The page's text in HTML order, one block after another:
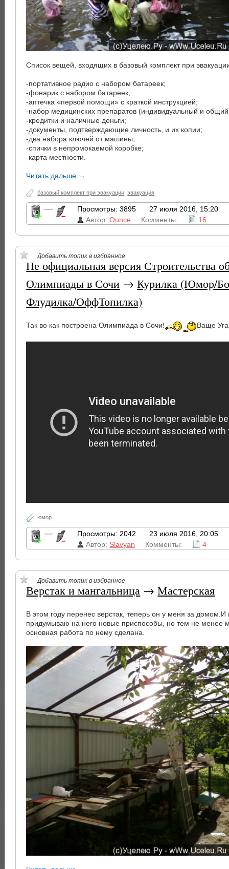
Список вещей, входящих в базовый комплект при
-портативное радио с набором батареек;
-фонарик с набором батареек;
-аптечка «первой помощи» с краткой инструкцией;
-набор медицинских препаратов (индивидуальный и
-кредитки и наличные деньги;
-документы, подтверждающие личность, и их копии;
-два набора ключей от машины;
-спички в непромокаемой коробке;
-карта местности.
Читать дальше →
базовый комплект при эвакуации ,эвакуация
— Просмотры: 3895
27 июля 2016, 15:20
Автор:Ounce Комменты: 16
Добавить топик в избранное
Не официальная версия Строительства
Олимпиады в Сочи →Курилка (Юмор/
Флудилка/ОффТопилка)
Так во как построена Олимпиада в Сочи! Ваще
юмор
— Просмотры: 2042
23 июля 2016, 20:05
Автор: Slavyan Комменты: 4
Добавить топик в избранное
Верстак и мангальница →Мастерская
В этом году перенес верстак, теперь он у меня за домом.И
придумываю на него новые приспособы, но тем не менее
основная работа по нему сделана.